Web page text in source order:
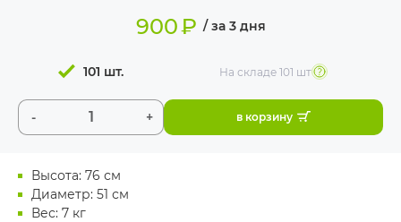
Высота: 76 см
Диаметр: 51 см
Вес: 7 кг
900₽ / за 3 дня
- +
101 шт. На складе101 шт
в корзину